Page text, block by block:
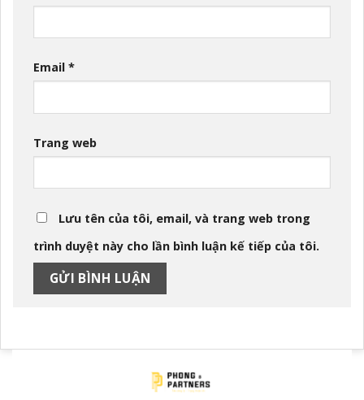
Email *
Trang web
Lưu tên của tôi, email, và trang web trong
trình duyệt này cho lần bình luận kế tiếp của tôi.